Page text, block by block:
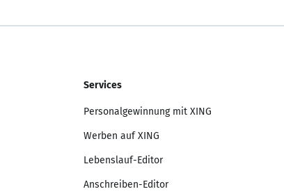
Services
Personalgewinnung mit XING
Werben auf XING
Lebenslauf-Editor
Anschreiben-Editor